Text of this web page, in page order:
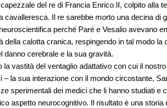
del re di Francia Enrico II, colpito alla
Il re sarebbe morto una decina di
perché Paré e Vesalio avevano
della calotta cranica, respingendo in tal modo
danno cerebrale e la sua gravità.
vastità del ventaglio adattativo con cui il
– la sua interazione con il mondo circostante,
sperimentali dei medici che li hanno studiati e
aspetto neurocognitivo. Il risultato è una